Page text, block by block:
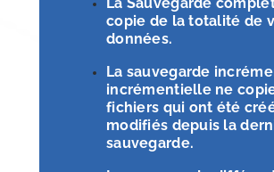
copie de la totalité de
données.
La sauvegarde
incrémentielle ne
fichiers qui ont été
modifiés depuis la
sauvegarde.